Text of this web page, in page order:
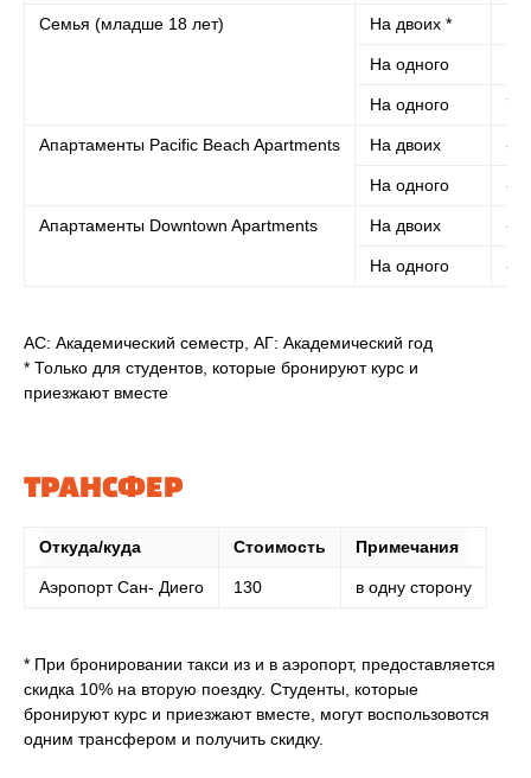
Семья (младше 18 лет) На двоих *
На одного
На одного 7
Апартаменты Pacific Beach Apartments На двоих -
На одного -
Апартаменты Downtown Apartments На двоих -
На одного -
АС: Академический семестр, АГ: Академический год
* Только для студентов, которые бронируют курс и
приезжают вместе
ТРАНСФЕР
Откуда/куда Стоимость Примечания
Аэропорт Сан- Диего 130 в одну сторону
* При бронировании такси из и в аэропорт, предоставляется
скидка 10% на вторую поездку. Студенты, которые
бронируют курс и приезжают вместе, могут воспользовотся
одним трансфером и получить скидку.